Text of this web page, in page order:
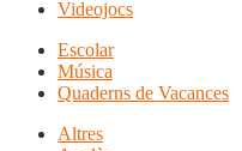
Videojocs
Escolar
Música
Quaderns de Vacances
Altres